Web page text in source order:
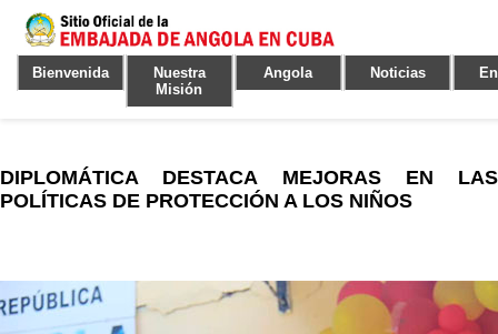
Bienvenida
Nuestra
Misión
Angola Noticias
DIPLOMÁTICA DESTACA MEJORAS EN LAS
POLÍTICAS DE PROTECCIÓN A LOS NIÑOS